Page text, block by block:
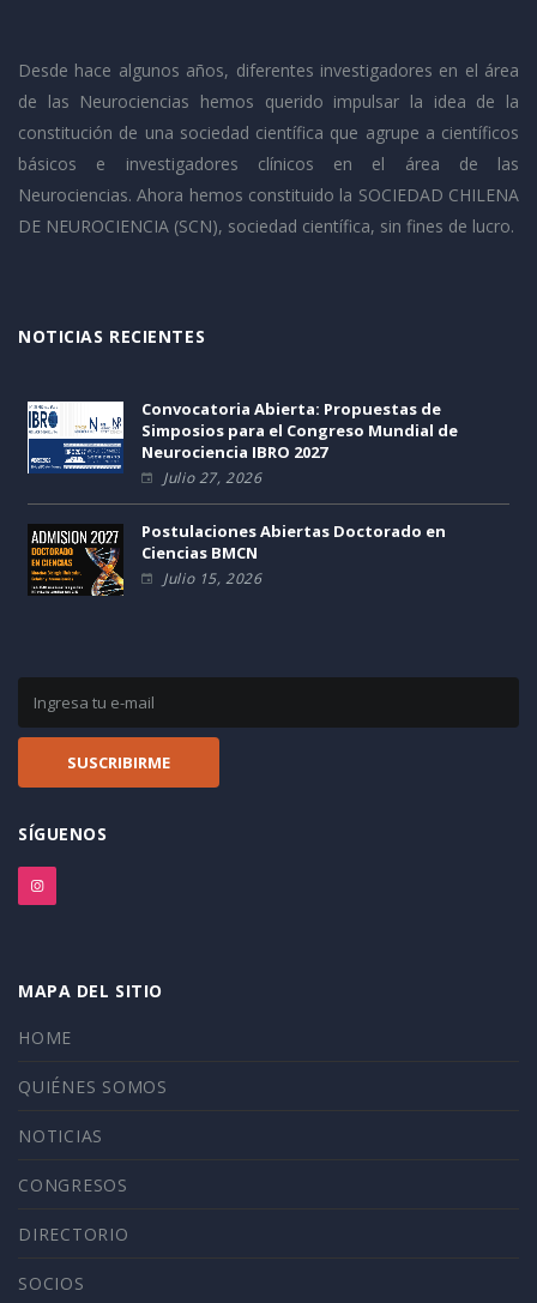
Desde hace algunos años, diferentes investigadores en el área
de las Neurociencias hemos querido impulsar la idea de la
constitución de una sociedad científica que agrupe a científicos
básicos e investigadores clínicos en el área de las
Neurociencias. Ahora hemos constituido la SOCIEDAD CHILENA
DE NEUROCIENCIA (SCN), sociedad científica, sin fines de lucro.
NOTICIAS RECIENTES
Convocatoria Abierta: Propuestas de
Simposios para el Congreso Mundial de
Neurociencia IBRO 2027
Julio 27, 2026
Postulaciones Abiertas Doctorado en
Ciencias BMCN
Julio 15, 2026
SÍGUENOS
MAPA DEL SITIO
HOME
QUIÉNES SOMOS
NOTICIAS
CONGRESOS
DIRECTORIO
SOCIOS